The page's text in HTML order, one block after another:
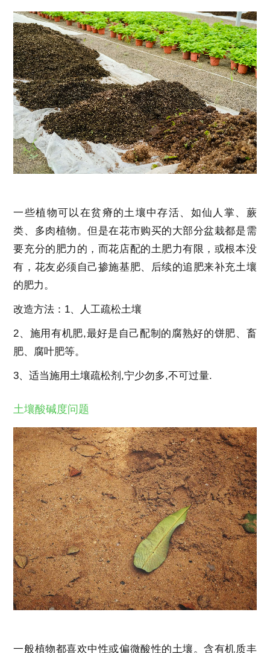
一些植物可以在贫瘠的土壤中存活、如仙人掌、蕨
类、多肉植物。但是在花市购买的大部分盆栽都是需
要充分的肥力的，而花店配的土肥力有限，或根本没
有，花友必须自己掺施基肥、后续的追肥来补充土壤
的肥力。
改造方法：1、人工疏松土壤
2、施用有机肥,最好是自己配制的腐熟好的饼肥、畜
肥、腐叶肥等。
3、适当施用土壤疏松剂,宁少勿多,不可过量.
土壤酸碱度问题
一般植物都喜欢中性或偏微酸性的土壤。含有机质丰